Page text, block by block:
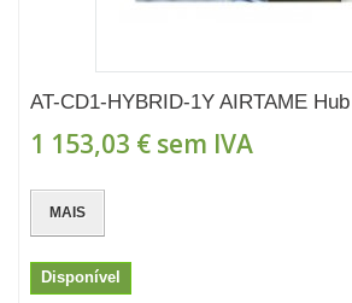
AT-CD1-HYBRID-1Y AIRTAME
1 153,03 € sem IVA
MAIS
Disponível